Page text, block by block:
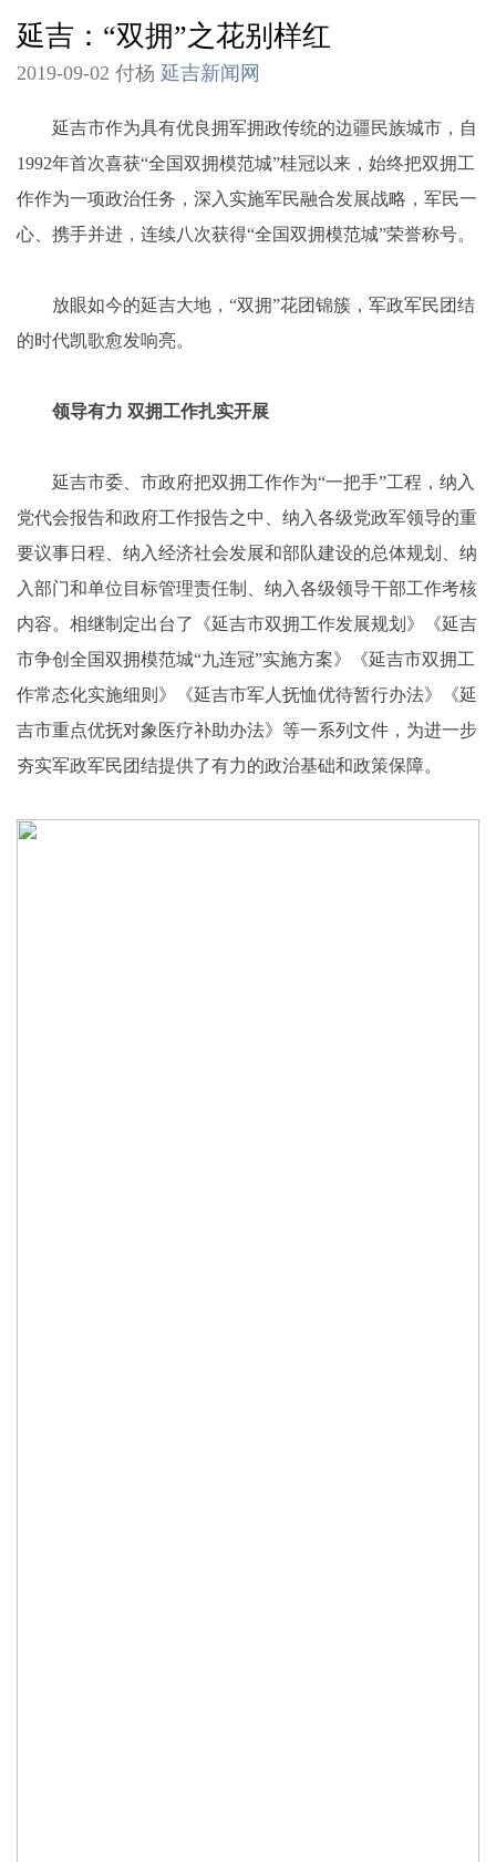
延吉：“双拥”之花别样红
2019-09-02 付杨 延吉新闻网
延吉市作为具有优良拥军拥政传统的边疆民族城市，自
1992年首次喜获“全国双拥模范城”桂冠以来，始终把双拥工
作作为一项政治任务，深入实施军民融合发展战略，军民一
心、携手并进，连续八次获得“全国双拥模范城”荣誉称号。
放眼如今的延吉大地，“双拥”花团锦簇，军政军民团结
的时代凯歌愈发响亮。
领导有力 双拥工作扎实开展
延吉市委、市政府把双拥工作作为“一把手”工程，纳入
党代会报告和政府工作报告之中、纳入各级党政军领导的重
要议事日程、纳入经济社会发展和部队建设的总体规划、纳
入部门和单位目标管理责任制、纳入各级领导干部工作考核
内容。相继制定出台了《延吉市双拥工作发展规划》《延吉
市争创全国双拥模范城“九连冠”实施方案》《延吉市双拥工
作常态化实施细则》《延吉市军人抚恤优待暂行办法》《延
吉市重点优抚对象医疗补助办法》等一系列文件，为进一步
夯实军政军民团结提供了有力的政治基础和政策保障。